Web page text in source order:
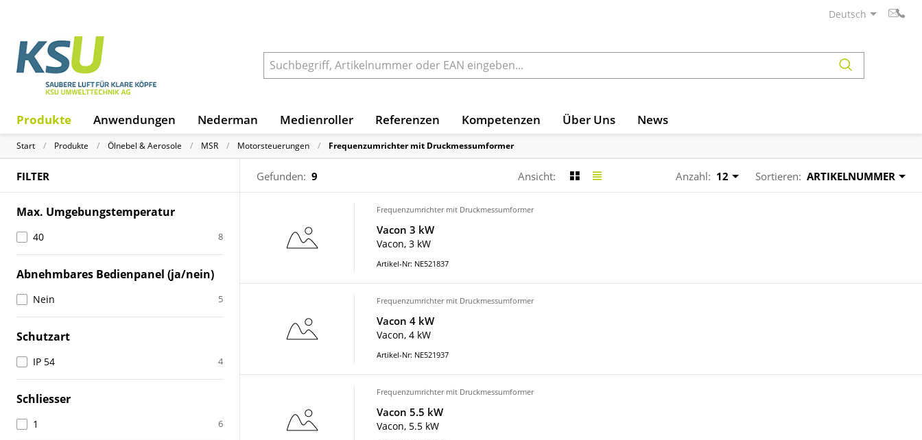
Deutsch
Produkte Anwendungen Nederman Medienroller Referenzen Kompetenzen Über Uns News
Start Produkte Ölnebel & Aerosole MSR Motorsteuerungen Frequenzumrichter mit Druckmessumformer
FILTER Gefunden: 9 Ansicht: Anzahl: 12 Sortieren: ARTIKELNUMMER
Max. Umgebungstemperatur
40 8
Abnehmbares Bedienpanel (ja/nein)
Nein 5
Schutzart
IP 54 4
Schliesser
1 6
Frequenzumrichter mit Druckmessumformer
Vacon 3 kW
Vacon, 3 kW
Artikel-Nr: NE521837
Frequenzumrichter mit Druckmessumformer
Vacon 4 kW
Vacon, 4 kW
Artikel-Nr: NE521937
Frequenzumrichter mit Druckmessumformer
Vacon 5.5 kW
Vacon, 5.5 kW